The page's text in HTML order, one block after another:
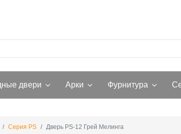
двери Арки Фурнитура
Серия PS Дверь PS-12 Грей Мелинга